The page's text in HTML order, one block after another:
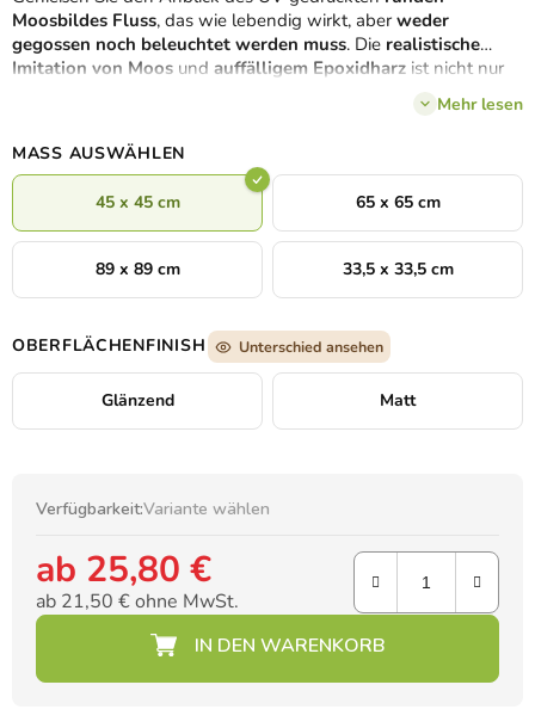
Moosbildes Fluss, das wie lebendig wirkt, aber weder
gegossen noch beleuchtet werden muss. Die realistische
Imitation von Moos und auffälligem Epoxidharz ist nicht nur
haltbarer als das Original . Ihr
Lebensdauer und ohne Wartungsaufwand
ideale Lösung für ein modernes Zuhause oder Büro.
Mehr lesen
MASS AUSWÄHLEN
45 x 45 cm 65 x 65 cm
89 x 89 cm 33,5 x 33,5 cm
OBERFLÄCHENFINISH Unterschied ansehen
Glänzend Matt
Verfügbarkeit:Variante wählen
ab 25,80 €
ab 21,50 €ohne MwSt.